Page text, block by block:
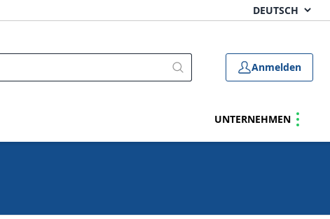
Anmelden
UNTERNEHMEN